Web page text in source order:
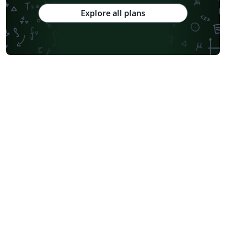
Explore all plans